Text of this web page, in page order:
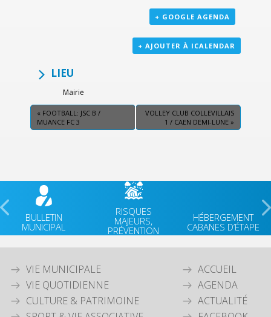
+ GOOGLE AGENDA
+ AJOUTER À ICALENDAR
LIEU
Mairie
« FOOTBALL: JSC B /
MUANCE FC 3
VOLLEY CLUB COLLEVILLAIS
1 / CAEN DEMI-LUNE »
BULLETIN
MUNICIPAL
RISQUES
MAJEURS,
PRÉVENTION
HÉBERGEMENT
CABANES D’ÉTAPE
VIE MUNICIPALE
VIE QUOTIDIENNE
CULTURE & PATRIMOINE
ACCUEIL
AGENDA
ACTUALITÉ